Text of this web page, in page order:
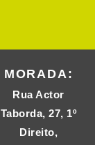
MORADA:
Rua Actor
Taborda, 27, 1º
Direito,